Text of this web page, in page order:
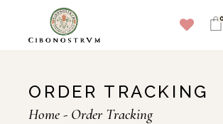
ORDER TRACKING
Home Order Tracking